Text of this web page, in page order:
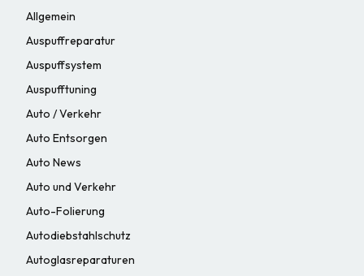
Allgemein
Auspuffreparatur
Auspuffsystem
Auspufftuning
Auto / Verkehr
Auto Entsorgen
Auto News
Auto und Verkehr
Auto-Folierung
Autodiebstahlschutz
Autoglasreparaturen